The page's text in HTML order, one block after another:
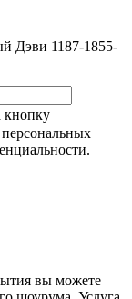
Дэви 1187-1855-
вы можете